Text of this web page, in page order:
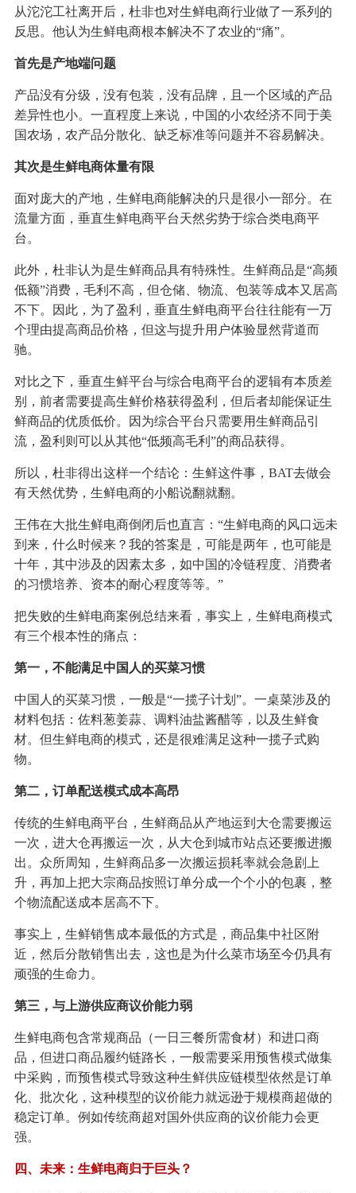
从沱沱工社离开后，杜非也对生鲜电商行业做了一系列的
反思。他认为生鲜电商根本解决不了农业的“痛”。
首先是产地端问题
产品没有分级，没有包装，没有品牌，且一个区域的产品
差异性也小。一直程度上来说，中国的小农经济不同于美
国农场，农产品分散化、缺乏标准等问题并不容易解决。
其次是生鲜电商体量有限
面对庞大的产地，生鲜电商能解决的只是很小一部分。在
流量方面，垂直生鲜电商平台天然劣势于综合类电商平
台。
此外，杜非认为是生鲜商品具有特殊性。生鲜商品是“高频
低额”消费，毛利不高，但仓储、物流、包装等成本又居高
不下。因此，为了盈利，垂直生鲜电商平台往往能有一万
个理由提高商品价格，但这与提升用户体验显然背道而
驰。
对比之下，垂直生鲜平台与综合电商平台的逻辑有本质差
别，前者需要提高生鲜价格获得盈利，但后者却能保证生
鲜商品的优质低价。因为综合平台只需要用生鲜商品引
流，盈利则可以从其他“低频高毛利”的商品获得。
所以，杜非得出这样一个结论：生鲜这件事，BAT去做会
有天然优势，生鲜电商的小船说翻就翻。
王伟在大批生鲜电商倒闭后也直言：“生鲜电商的风口远未
到来，什么时候来？我的答案是，可能是两年，也可能是
十年，其中涉及的因素太多，如中国的冷链程度、消费者
的习惯培养、资本的耐心程度等等。”
把失败的生鲜电商案例总结来看，事实上，生鲜电商模式
有三个根本性的痛点：
第一，不能满足中国人的买菜习惯
中国人的买菜习惯，一般是“一揽子计划”。一桌菜涉及的
材料包括：佐料葱姜蒜、调料油盐酱醋等，以及生鲜食
材。但生鲜电商的模式，还是很难满足这种一揽子式购
物。
第二，订单配送模式成本高昂
传统的生鲜电商平台，生鲜商品从产地运到大仓需要搬运
一次，进大仓再搬运一次，从大仓到城市站点还要搬进搬
出。众所周知，生鲜商品多一次搬运损耗率就会急剧上
升，再加上把大宗商品按照订单分成一个个小的包裹，整
个物流配送成本居高不下。
事实上，生鲜销售成本最低的方式是，商品集中社区附
近，然后分散销售出去，这也是为什么菜市场至今仍具有
顽强的生命力。
第三，与上游供应商议价能力弱
生鲜电商包含常规商品（一日三餐所需食材）和进口商
品，但进口商品履约链路长，一般需要采用预售模式做集
中采购，而预售模式导致这种生鲜供应链模型依然是订单
化、批次化，这种模型的议价能力就远逊于规模商超做的
稳定订单。例如传统商超对国外供应商的议价能力会更
强。
四、未来：生鲜电商归于巨头？